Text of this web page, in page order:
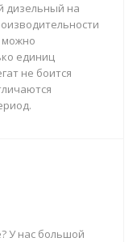
дизельный на
можно
единиц
не боится
У нас большой